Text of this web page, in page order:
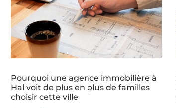
Pourquoi une agence immobilière à
Hal voit de plus en plus de familles
choisir cette ville